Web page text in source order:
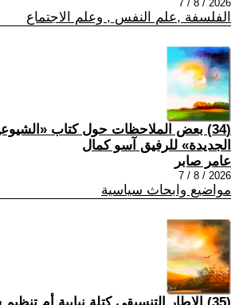
2026 / 8 / 7
الفلسفة ,علم النفس , وعلم الاجتماع
(34) بعض الملاحظات حول كتاب
الجديدة» للرفيق آسو كمال
عامر صابر
2026 / 8 / 7
مواضيع وابحاث سياسية